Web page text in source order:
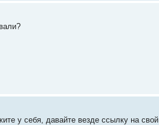
у себя, давайте везде ссылку на свой